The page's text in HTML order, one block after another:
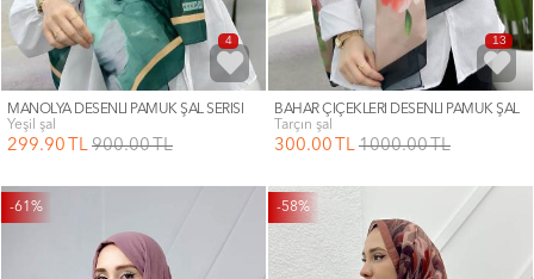
4
MANOLYA DESENLİ PAMUK ŞAL SERİSİ
yeşil şal
299.90 TL 900.00TL
13
BAHAR ÇİÇEKLERİ DESENLİ PAMUK ŞAL
tarçın şal
300.00 TL 1000.00TL
-61% -58%